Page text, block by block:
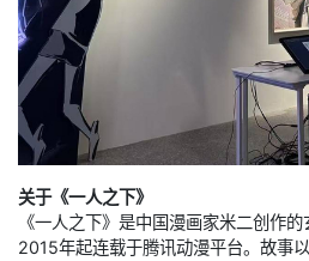
关于《一人之下》
《一人之下》是中国漫画家米二创作
2015年起连载于腾讯动漫平台。故事